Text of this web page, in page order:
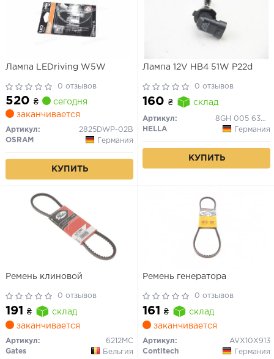
Лампа LEDriving W5W
0 отзывов
520 ₴
сегодня
заканчивается
Артикул:
2825DWP-02B
OSRAM
Германия
КУПИТЬ
Лампа 12V HB4 51W P22d
0 отзывов
160 ₴ склад
Артикул:
8GH 005 636-121
HELLA
Германия
КУПИТЬ
Ремень клиновой
0 отзывов
191 ₴
склад
заканчивается
Артикул:
6212MC
Gates
Бельгия
Ремень генератора
0 отзывов
161 ₴
склад
заканчивается
Артикул:
AVX10X913
Contitech
Германия